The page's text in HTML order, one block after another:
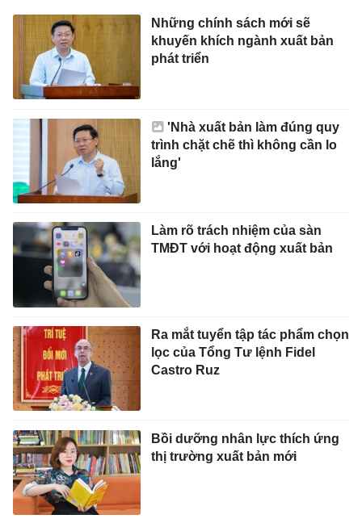
Những chính sách mới sẽ
khuyến khích ngành xuất bản
phát triển
'Nhà xuất bản làm đúng quy
trình chặt chẽ thì không cần lo
lắng'
Làm rõ trách nhiệm của sàn
TMĐT với hoạt động xuất bản
Ra mắt tuyển tập tác phẩm chọn
lọc của Tổng Tư lệnh Fidel
Castro Ruz
Bồi dưỡng nhân lực thích ứng
thị trường xuất bản mới